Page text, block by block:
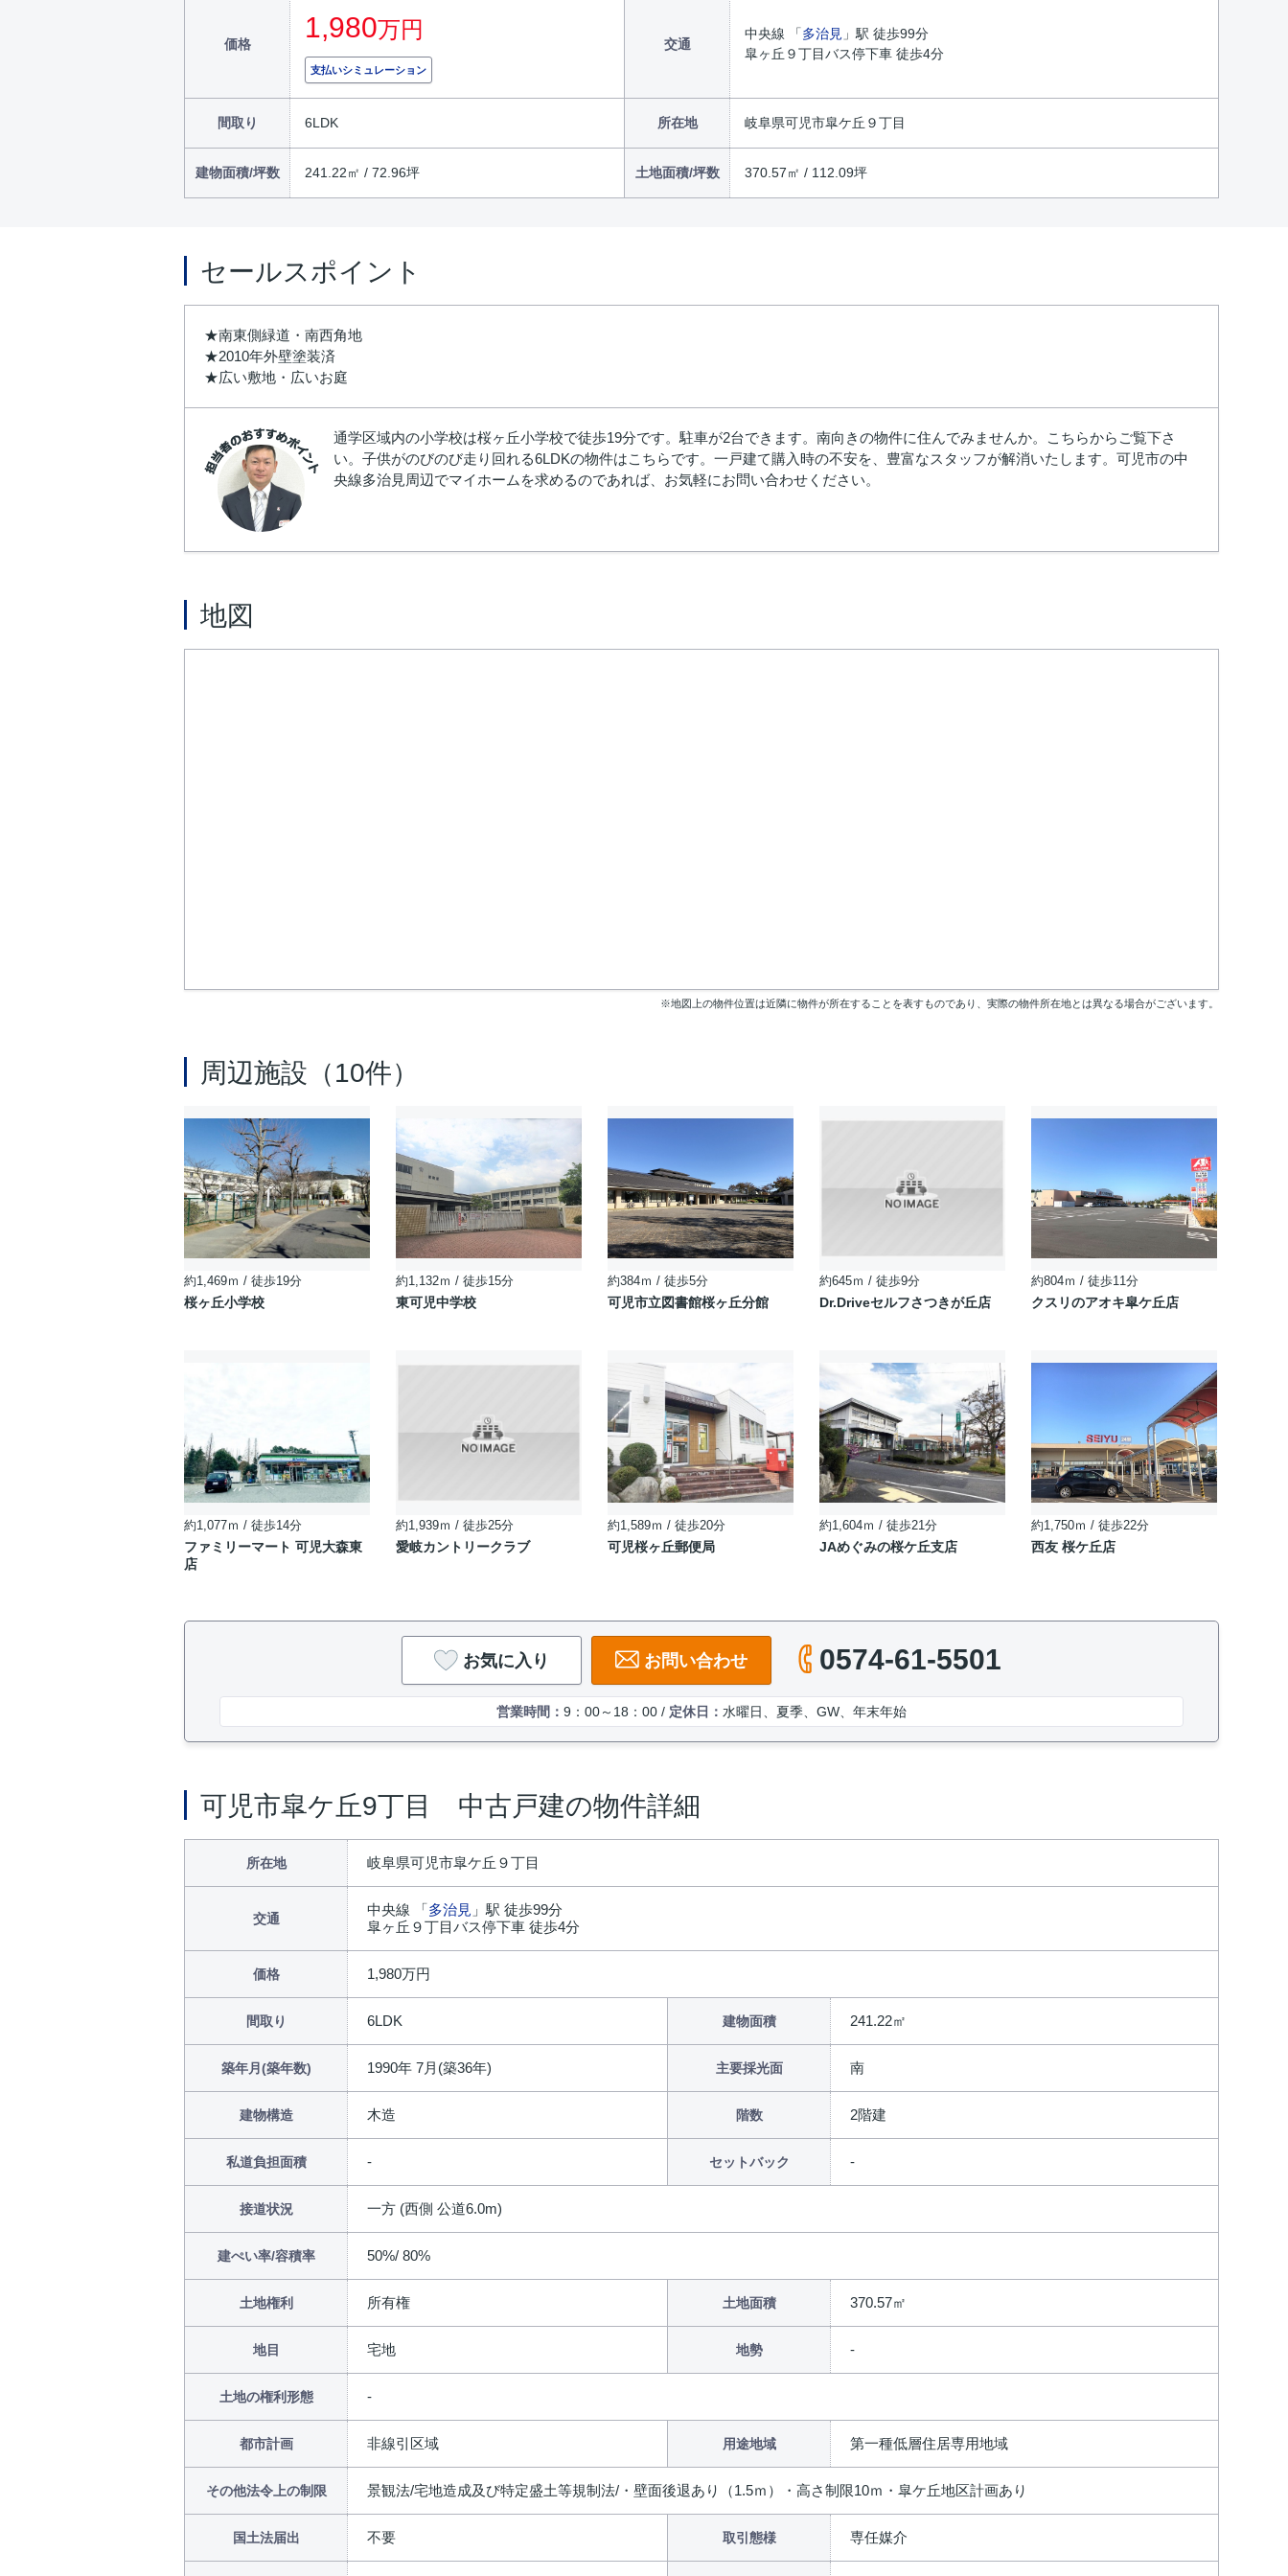
価格
1,980万円
支払いシミュレーション
交通
中央線 「多治見 」駅 徒歩99分
皐ヶ丘９丁目バス停下車 徒歩4分
間取り 6LDK 所在地 岐阜県可児市皐ケ丘９丁目
建物面積/坪数 241.22㎡ / 72.96坪 土地面積/坪数 370.57㎡ / 112.09坪
セールスポイント
★南東側緑道・南西角地
★2010年外壁塗装済
★広い敷地・広いお庭
通学区域内の小学校は桜ヶ丘小学校で徒歩19分です。駐車が2台できます。南向きの物件に住んでみませんか。こちらからご覧下さ
い。子供がのびのび走り回れる6LDKの物件はこちらです。一戸建て購入時の不安を、豊富なスタッフが解消いたします。可児市の中
央線多治見周辺でマイホームを求めるのであれば、お気軽にお問い合わせください。
地図
※地図上の物件位置は近隣に物件が所在することを表すものであり、実際の物件所在地とは異なる場合がございます。
周辺施設（10件）
約1,469ｍ / 徒歩19分
桜ヶ丘小学校
約1,132ｍ / 徒歩15分
東可児中学校
約384ｍ / 徒歩5分
可児市立図書館桜ヶ丘分館
約645ｍ / 徒歩9分
Dr.Driveセルフさつきが丘店
約804ｍ / 徒歩11分
クスリのアオキ皐ケ丘店
約1,077ｍ / 徒歩14分
ファミリーマート 可児大森東
店
約1,939ｍ / 徒歩25分
愛岐カントリークラブ
約1,589ｍ / 徒歩20分
可児桜ヶ丘郵便局
約1,604ｍ / 徒歩21分
JAめぐみの桜ケ丘支店
約1,750ｍ / 徒歩22分
西友 桜ケ丘店
お気に入り お問い合わせ 0574-61-5501
営業時間： 9：00～18：00 / 定休日： 水曜日、夏季、GW、年末年始
可児市皐ケ丘9丁目 中古戸建の物件詳細
所在地 岐阜県可児市皐ケ丘９丁目
交通
中央線 「多治見 」駅 徒歩99分
皐ヶ丘９丁目バス停下車 徒歩4分
価格 1,980万円
間取り 6LDK 建物面積 241.22㎡
築年月(築年数) 1990年 7月(築36年) 主要採光面 南
建物構造 木造 階数 2階建
私道負担面積 セットバック
接道状況 一方 (西側 公道6.0m)
建ぺい率/容積率 50%/ 80%
土地権利 所有権 土地面積 370.57㎡
地目 宅地 地勢
土地の権利形態
都市計画 非線引区域 用途地域 第一種低層住居専用地域
その他法令上の制限 景観法/宅地造成及び特定盛土等規制法/・壁面後退あり（1.5ｍ）・高さ制限10ｍ・皐ケ丘地区計画あり
国土法届出 不要 取引態様 専任媒介